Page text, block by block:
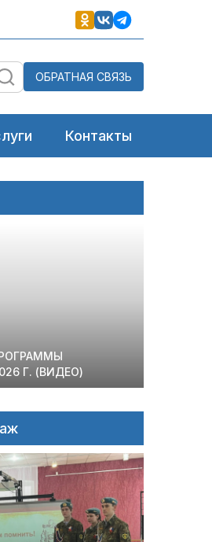
ОБРАТНАЯ СВЯЗЬ
Контакты
Г. (ВИДЕО)